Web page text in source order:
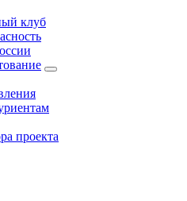
клуб
проекта